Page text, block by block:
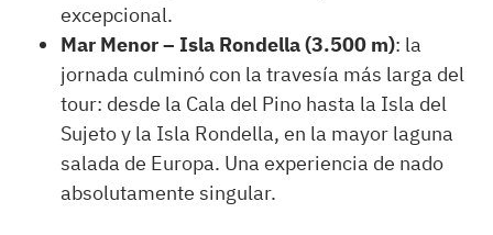
excepcional.
Mar Menor – Isla Rondella (3.500 m): la
jornada culminó con la travesía más larga del
tour: desde la Cala del Pino hasta la Isla del
Sujeto y la Isla Rondella, en la mayor laguna
salada de Europa. Una experiencia de nado
absolutamente singular.